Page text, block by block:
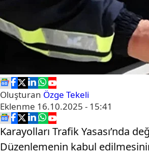
Oluşturan Özge Tekeli
Eklenme 16.10.2025 - 15:41
Karayolları Trafik Yasası’nda
Düzenlemenin kabul